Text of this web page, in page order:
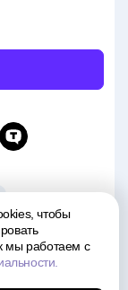
материалов
чтобы
мы работаем с